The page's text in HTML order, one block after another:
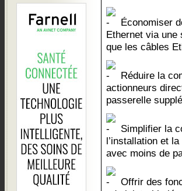
Économiser
Ethernet via une
que les câbles
Réduire la
actionneurs
passerelle
Simplifier la
l’installation et
avec moins de
Offrir des